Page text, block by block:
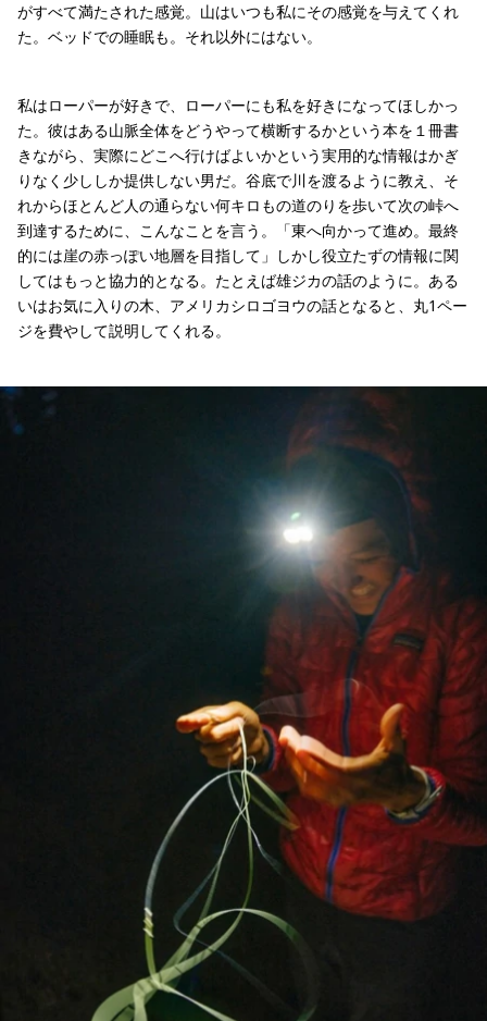
がすべて満たされた感覚。山はいつも私にその感覚を与えてくれ
た。ベッドでの睡眠も。それ以外にはない。
私はローパーが好きで、ローパーにも私を好きになってほしかっ
た。彼はある山脈全体をどうやって横断するかという本を１冊書
きながら、実際にどこへ行けばよいかという実用的な情報はかぎ
りなく少ししか提供しない男だ。谷底で川を渡るように教え、そ
れからほとんど人の通らない何キロもの道のりを歩いて次の峠へ
到達するために、こんなことを言う。「東へ向かって進め。最終
的には崖の赤っぽい地層を目指して」しかし役立たずの情報に関
してはもっと協力的となる。たとえば雄ジカの話のように。ある
いはお気に入りの木、アメリカシロゴヨウの話となると、丸1ペー
ジを費やして説明してくれる。